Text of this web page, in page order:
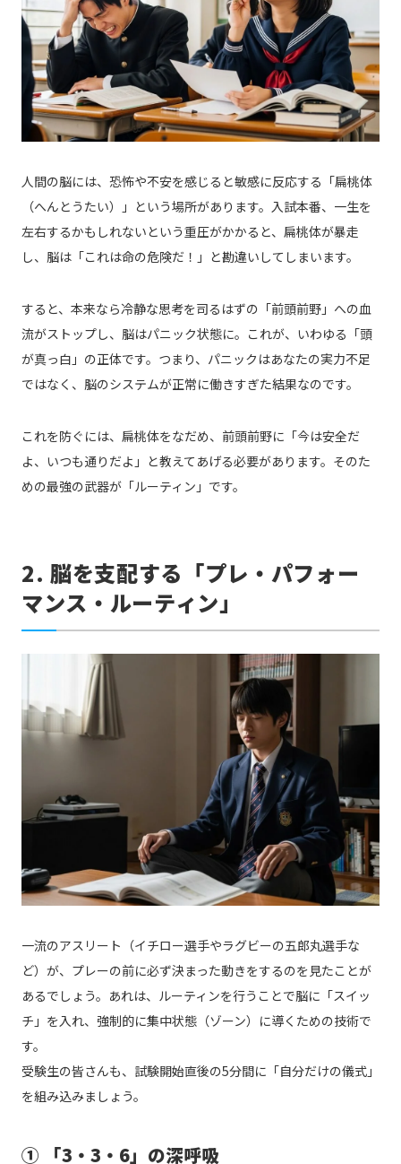
人間の脳には、恐怖や不安を感じると敏感に反応する「扁桃体
（へんとうたい）」という場所があります。入試本番、一生を
左右するかもしれないという重圧がかかると、扁桃体が暴走
し、脳は「これは命の危険だ！」と勘違いしてしまいます。
すると、本来なら冷静な思考を司るはずの「前頭前野」への血
流がストップし、脳はパニック状態に。これが、いわゆる「頭
が真っ白」の正体です。つまり、パニックはあなたの実力不足
ではなく、脳のシステムが正常に働きすぎた結果なのです。
これを防ぐには、扁桃体をなだめ、前頭前野に「今は安全だ
よ、いつも通りだよ」と教えてあげる必要があります。そのた
めの最強の武器が「ルーティン」です。
2. 脳を支配する「プレ・パフォー
マンス・ルーティン」
一流のアスリート（イチロー選手やラグビーの五郎丸選手な
ど）が、プレーの前に必ず決まった動きをするのを見たことが
あるでしょう。あれは、ルーティンを行うことで脳に「スイッ
チ」を入れ、強制的に集中状態（ゾーン）に導くための技術で
す。
受験生の皆さんも、試験開始直後の5分間に「自分だけの儀式」
を組み込みましょう。
① 「3・3・6」の深呼吸